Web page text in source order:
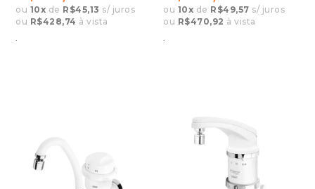
ou 10x de R$45,13 s/ juros
ou R$428,74 à vista
.
ou 10x de R$49,57 s/ juros
ou R$470,92 à vista
.